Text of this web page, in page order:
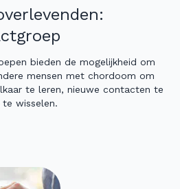
bieden de mogelijkheid om
mensen met chordoom om
te leren, nieuwe contacten te
wisselen.